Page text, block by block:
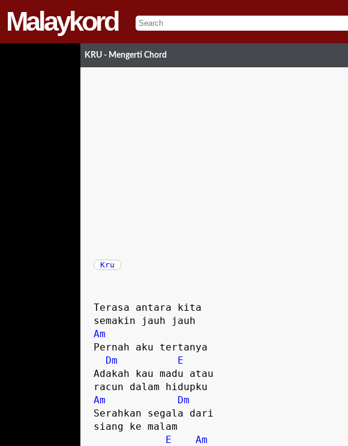
Malaykord
KRU - Mengerti Chord
Kru
Terasa antara kita
semakin jauh jauh
Am
Pernah aku tertanya
Dm
E
Adakah kau madu atau
racun dalam hidupku
Am
Dm
Serahkan segala dari
siang ke malam
E
Am